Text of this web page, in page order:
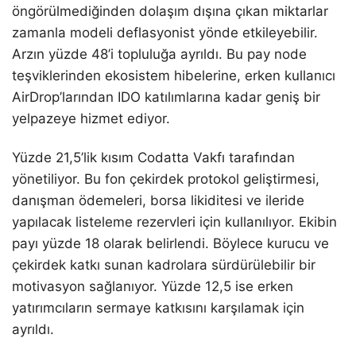
öngörülmediğinden dolaşım dışına çıkan miktarlar
zamanla modeli deflasyonist yönde etkileyebilir.
Arzın yüzde 48’i topluluğa ayrıldı. Bu pay node
teşviklerinden ekosistem hibelerine, erken kullanıcı
AirDrop’larından IDO katılımlarına kadar geniş bir
yelpazeye hizmet ediyor.
Yüzde 21,5’lik kısım Codatta Vakfı tarafından
yönetiliyor. Bu fon çekirdek protokol geliştirmesi,
danışman ödemeleri, borsa likiditesi ve ileride
yapılacak listeleme rezervleri için kullanılıyor. Ekibin
payı yüzde 18 olarak belirlendi. Böylece kurucu ve
çekirdek katkı sunan kadrolara sürdürülebilir bir
motivasyon sağlanıyor. Yüzde 12,5 ise erken
yatırımcıların sermaye katkısını karşılamak için
ayrıldı.